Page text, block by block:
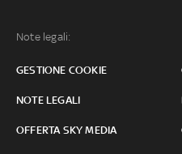
Note legali:
GESTIONE COOKIE
NOTE LEGALI
OFFERTA SKY MEDIA